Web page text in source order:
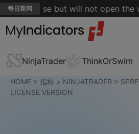
每日新闻
is close but will not open the
NinjaTrader ThinkOrSwim
HOME > 指标 > NINJATRADER >
LICENSE VERSION